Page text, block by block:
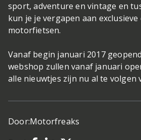
sport, adventure en vintage en
kun je je vergapen aan
motorfietsen.
Vanaf begin januari 2017
webshop zullen vanaf januari
alle nieuwtjes zijn nu al te volgen
Door:Motorfreaks